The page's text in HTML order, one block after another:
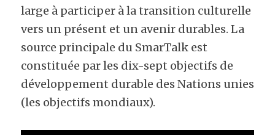
large à participer à la transition culturelle
vers un présent et un avenir durables. La
source principale du SmarTalk est
constituée par les dix-sept objectifs de
développement durable des Nations unies
(les objectifs mondiaux).